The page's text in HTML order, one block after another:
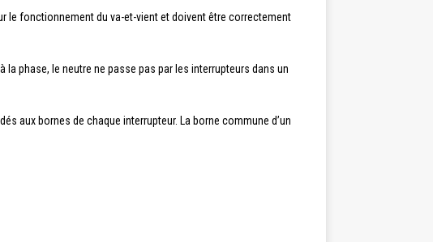
le fonctionnement du va-et-vient et doivent être correctement
phase, le neutre ne passe pas par les interrupteurs dans un
aux bornes de chaque interrupteur. La borne commune d’un